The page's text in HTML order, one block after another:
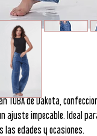
TOBA de Dakota,
ajuste impecable. Ideal
edades y ocasiones.